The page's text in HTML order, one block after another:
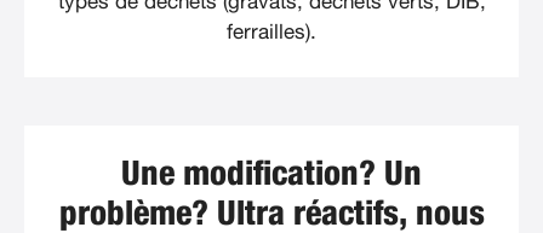
ferrailles).
Une modification? Un
problème? Ultra réactifs, nous